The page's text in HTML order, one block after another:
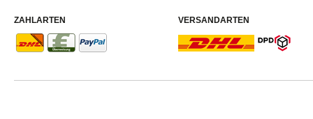
ZAHLARTEN VERSANDARTEN